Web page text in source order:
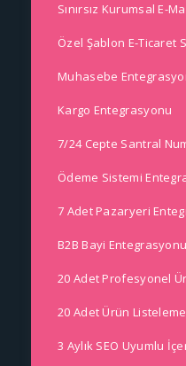
Sınırsız Kurumsal E-
Özel Şablon E-Ticaret
Muhasebe
Kargo Entegrasyonu
7/24 Cepte Santral
Ödeme Sistemi
7 Adet Pazaryeri
B2B Bayi Entegrasyonu
20 Adet Profesyonel
20 Adet Ürün
3 Aylık SEO Uyumlu